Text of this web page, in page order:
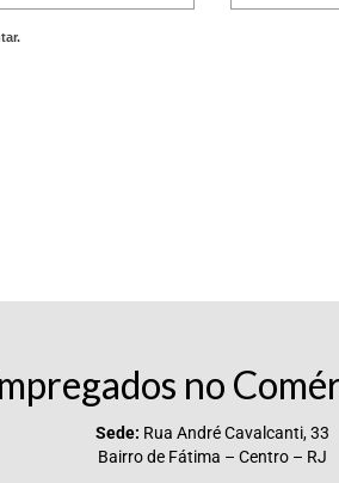
no
Sede: Rua André Cavalcanti, 33
Bairro de Fátima – Centro – RJ